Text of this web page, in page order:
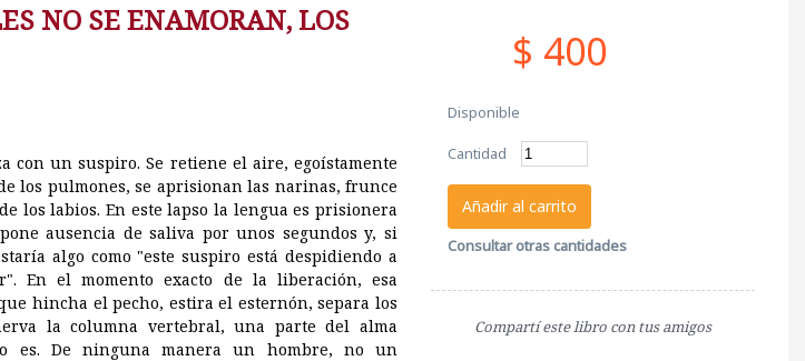
NO SE ENAMORAN, LOS
con un suspiro. Se retiene el aire, egoístamente
los pulmones, se aprisionan las narinas, frunce
los labios. En este lapso la lengua es prisionera
ausencia de saliva por unos segundos y, si
algo como "este suspiro está despidiendo a
En el momento exacto de la liberación, esa
hincha el pecho, estira el esternón, separa los
la columna vertebral, una parte del alma
es. De ninguna manera un hombre, no un
$ 400
Disponible
Cantidad
Añadir al carrito
Consultar otras cantidades
Compartí este libro con tus amigos